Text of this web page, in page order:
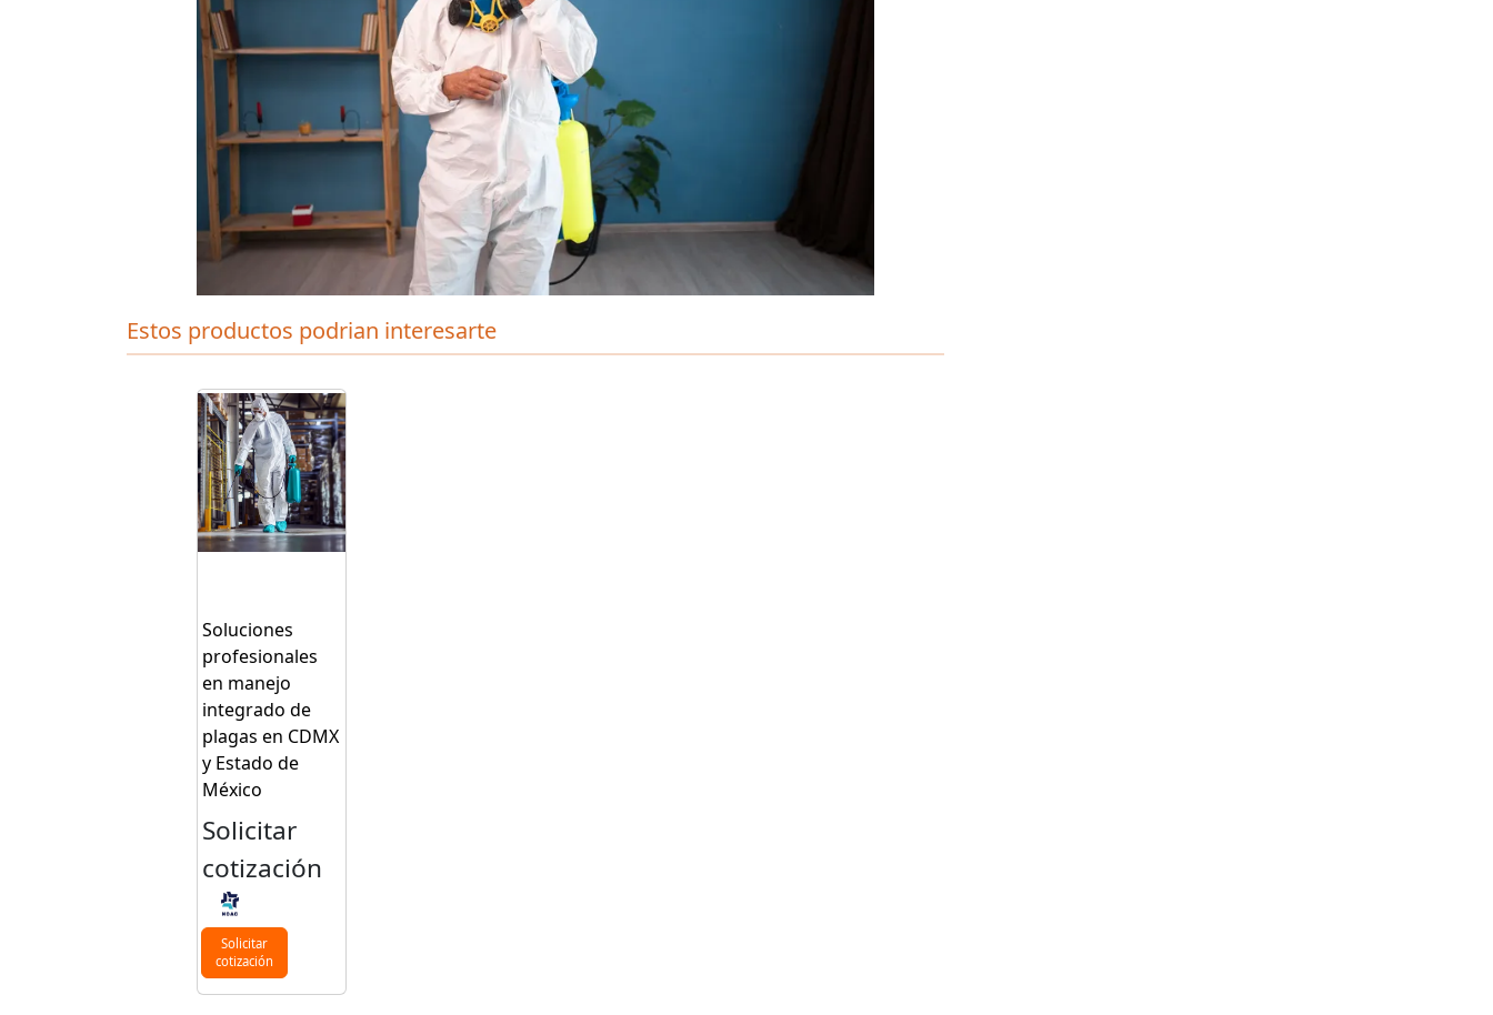
Estos productos podrian interesarte
Soluciones
profesionales
en manejo
integrado de
plagas en CDMX
y Estado de
México
Solicitar
cotización
Solicitar
cotización